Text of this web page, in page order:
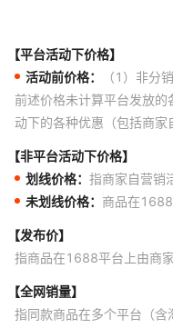
【平台活动下价格】
活动前价格：
（1）非分
前述价格未计算平台发放
动下的各种优惠（包括商
【非平台活动下价格】
划线价格： 指商家自营销
未划线价格： 商品在
【发布价】
指商品在1688平台上由商
【全网销量】
指同款商品在多个平台（